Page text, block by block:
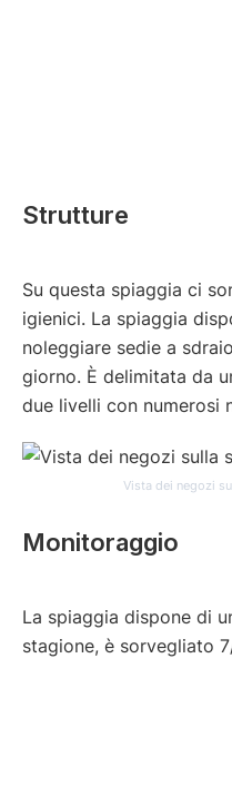
Strutture
Su questa spiaggia ci
igienici. La spiaggia
noleggiare sedie a
giorno. È delimitata da
due livelli con numerosi
Vista dei negozi
Monitoraggio
La spiaggia dispone di
stagione, è sorvegliato